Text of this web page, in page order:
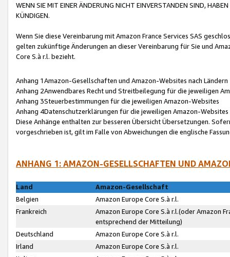
WENN SIE MIT EINER ÄNDERUNG NICHT EINVERSTANDEN SIND,
KÜNDIGEN.
Wenn Sie diese Vereinbarung mit Amazon France Services SAS
gelten zukünftige Änderungen an dieser Vereinbarung für Sie und
Core S.à r.l. bezieht.
Anhang 1Amazon-Gesellschaften und Amazon-Websites nach Ländern
Anhang 2Anwendbares Recht und Streitbeilegung für die jeweiligen
Anhang 3Steuerbestimmungen für die jeweiligen Amazon-Websites
Anhang 4Datenschutzerklärungen für die jeweiligen Amazon-Websites
Diese Anhänge enthalten zur besseren Übersicht Übersetzungen.
vorgeschrieben ist, gilt im Falle von Abweichungen die englische
ANHANG 1: AMAZON-GESELLSCHAFTEN UND
Land
Amazon-Gesellschaft
Belgien
Amazon Europe Core S.à r.l.
Frankreich
Amazon Europe Core S.à r.l.(oder Amazon
entsprechend der Mitteilung)
Deutschland
Amazon Europe Core S.à r.l.
Irland
Amazon Europe Core S.à r.l.